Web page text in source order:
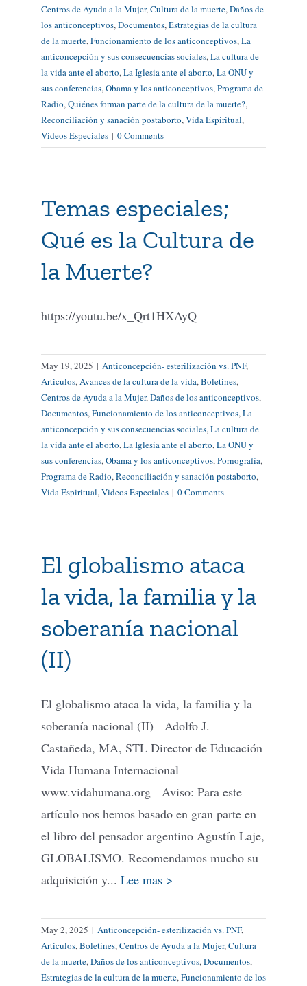
Centros de Ayuda a la Mujer, Cultura de la muerte, Daños de
los anticonceptivos, Documentos, Estrategias de la cultura
de la muerte, Funcionamiento de los anticonceptivos, La
anticoncepción y sus consecuencias sociales, La cultura de
la vida ante el aborto, La Iglesia ante el aborto, La ONU y
sus conferencias, Obama y los anticonceptivos, Programa de
Radio, Quiénes forman parte de la cultura de la muerte?,
Reconciliación y sanación postaborto, Vida Espiritual,
Videos Especiales | 0 Comments
Temas especiales;
Qué es la Cultura de
la Muerte?
https://youtu.be/x_Qrt1HXAyQ
May 19, 2025 | Anticoncepción- esterilización vs. PNF,
Articulos, Avances de la cultura de la vida, Boletines,
Centros de Ayuda a la Mujer, Daños de los anticonceptivos,
Documentos, Funcionamiento de los anticonceptivos, La
anticoncepción y sus consecuencias sociales, La cultura de
la vida ante el aborto, La Iglesia ante el aborto, La ONU y
sus conferencias, Obama y los anticonceptivos, Pornografía,
Programa de Radio, Reconciliación y sanación postaborto,
Vida Espiritual, Videos Especiales | 0 Comments
El globalismo ataca
la vida, la familia y la
soberanía nacional
(II)
El globalismo ataca la vida, la familia y la
soberanía nacional (II) Adolfo J.
Castañeda, MA, STL Director de Educación
Vida Humana Internacional
www.vidahumana.org Aviso: Para este
artículo nos hemos basado en gran parte en
el libro del pensador argentino Agustín Laje,
GLOBALISMO. Recomendamos mucho su
adquisición y... Lee mas >
May 2, 2025 | Anticoncepción- esterilización vs. PNF,
Articulos, Boletines, Centros de Ayuda a la Mujer, Cultura
de la muerte, Daños de los anticonceptivos, Documentos,
Estrategias de la cultura de la muerte, Funcionamiento de los